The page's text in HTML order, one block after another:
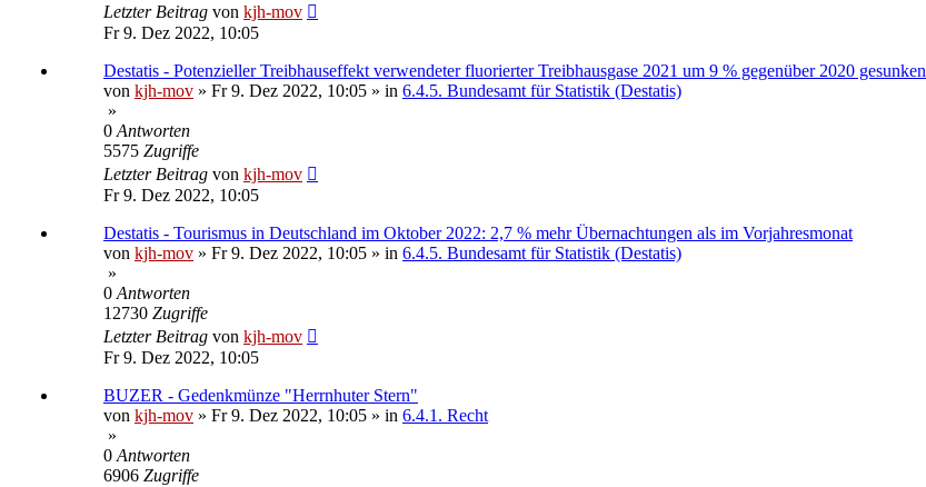
Letzter Beitrag von kjh-mov
Fr 9. Dez 2022, 10:05
Destatis - Potenzieller Treibhauseffekt verwendeter fluorierter Treibhausgase 2021 um 9 % gegenüber 2020 gesunken
von kjh-mov » Fr 9. Dez 2022, 10:05 » in 6.4.5. Bundesamt für Statistik (Destatis)
»
0 Antworten
5575 Zugriffe
Letzter Beitrag von kjh-mov
Fr 9. Dez 2022, 10:05
Destatis - Tourismus in Deutschland im Oktober 2022: 2,7 % mehr Übernachtungen als im Vorjahresmonat
von kjh-mov » Fr 9. Dez 2022, 10:05 » in 6.4.5. Bundesamt für Statistik (Destatis)
»
0 Antworten
12730 Zugriffe
Letzter Beitrag von kjh-mov
Fr 9. Dez 2022, 10:05
BUZER - Gedenkmünze "Herrnhuter Stern"
von kjh-mov » Fr 9. Dez 2022, 10:05 » in 6.4.1. Recht
»
0 Antworten
6906 Zugriffe